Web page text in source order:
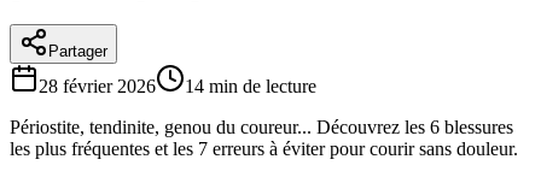
Partager
28 février 2026 14 min de lecture
Périostite, tendinite, genou du coureur... Découvrez les 6 blessures
les plus fréquentes et les 7 erreurs à éviter pour courir sans douleur.